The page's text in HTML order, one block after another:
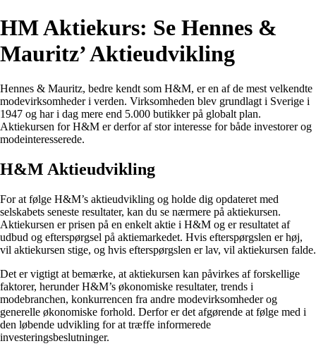
HM Aktiekurs: Se Hennes &
Mauritz’ Aktieudvikling
Hennes & Mauritz, bedre kendt som H&M, er en af de mest velkendte
modevirksomheder i verden. Virksomheden blev grundlagt i Sverige i
1947 og har i dag mere end 5.000 butikker på globalt plan.
Aktiekursen for H&M er derfor af stor interesse for både investorer og
modeinteresserede.
H&M Aktieudvikling
For at følge H&M’s aktieudvikling og holde dig opdateret med
selskabets seneste resultater, kan du se nærmere på aktiekursen.
Aktiekursen er prisen på en enkelt aktie i H&M og er resultatet af
udbud og efterspørgsel på aktiemarkedet. Hvis efterspørgslen er høj,
vil aktiekursen stige, og hvis efterspørgslen er lav, vil aktiekursen falde.
Det er vigtigt at bemærke, at aktiekursen kan påvirkes af forskellige
faktorer, herunder H&M’s økonomiske resultater, trends i
modebranchen, konkurrencen fra andre modevirksomheder og
generelle økonomiske forhold. Derfor er det afgørende at følge med i
den løbende udvikling for at træffe informerede
investeringsbeslutninger.